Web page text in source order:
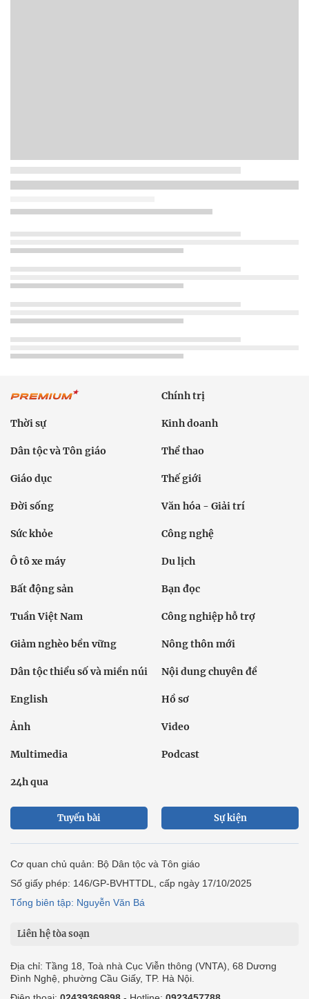
Chính trị
Thời sự Kinh doanh
Dân tộc và Tôn giáo Thể thao
Giáo dục Thế giới
Đời sống Văn hóa - Giải trí
Sức khỏe Công nghệ
Ô tô xe máy Du lịch
Bất động sản Bạn đọc
Tuần Việt Nam Công nghiệp hỗ trợ
Giảm nghèo bền vững Nông thôn mới
Dân tộc thiểu số và miền núi Nội dung chuyên đề
English Hồ sơ
Ảnh Video
Multimedia Podcast
24h qua
Tuyến bài Sự kiện
Cơ quan chủ quản: Bộ Dân tộc và Tôn giáo
Số giấy phép: 146/GP-BVHTTDL, cấp ngày 17/10/2025
Tổng biên tập: Nguyễn Văn Bá
Liên hệ tòa soạn
Địa chỉ: Tầng 18, Toà nhà Cục Viễn thông (VNTA), 68 Dương
Đình Nghệ, phường Cầu Giấy, TP. Hà Nội.